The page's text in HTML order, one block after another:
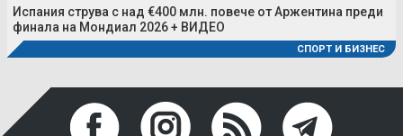
Испания струва с над €400 млн. повече от Аржентина преди
финала на Мондиал 2026 + ВИДЕО
СПОРТ И БИЗНЕС